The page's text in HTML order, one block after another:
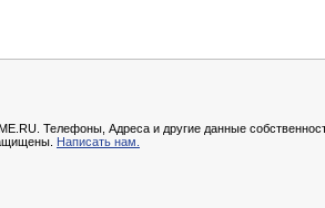
Телефоны, Адреса и другие данные
Написать нам.